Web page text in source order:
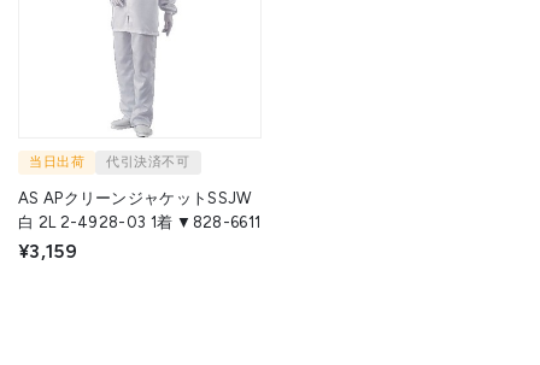
当日出荷 代引決済不可
AS APクリーンジャケットSSJW
白 2L 2-4928-03 1着 ▼828-6611
¥3,159